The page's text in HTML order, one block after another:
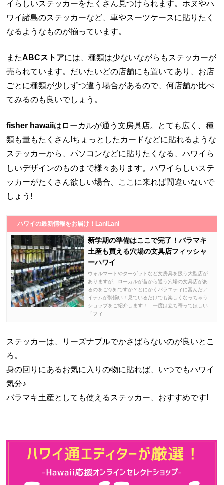
イらしいステッカーをたくさん見つけられます。ホヌやハ
ワイ諸島のステッカーなど、車やスーツケースに貼りたく
なるようなものが揃っています。
またABCストアには、種類は少ないながらもステッカーが
売られています。だいたいどの店舗にも置いてあり、お店
ごとに種類が少しずつ違う場合があるので、何店舗か比べ
てみるのも良いでしょう。
fisher hawaiiはローカルが通う文房具店。とても広く、種
類も量もたくさん!ちょっとしたカードなどに貼れるような
ステッカーから、パソコンなどに貼りたくなる、ハワイら
しいデザインのものまで様々あります。ハワイらしいステ
ッカーがたくさん欲しい場合、ここに来れば間違いないで
しょう!
ハワイの最新情報をお届け！LaniLani
新学期の準備はここで完了！バラマキ
土産も買える穴場の文具店フィッシャ
ーハワイ
ウォルマートやターゲットなど文房具を扱う大型店が
ありますが、ローカルが昔から通う穴場の文具店があ
るのをご存知ですか？とにかくバラエティに富んだア
イテムが勢揃い！見ているだけでも楽しくなっちゃう
ショップをご紹介します！ 一度は立ち寄ってほしい
「フィ...
ステッカーは、リーズナブルでかさばらないのが良いとこ
ろ。
身の回りにあるお気に入りの物に貼れば、いつでもハワイ
気分♪
バラマキ土産としても使えるステッカー、おすすめです!